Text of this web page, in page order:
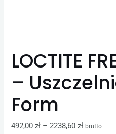
LOCTITE
–
Form
492,00zł – 2238,60zł brutto